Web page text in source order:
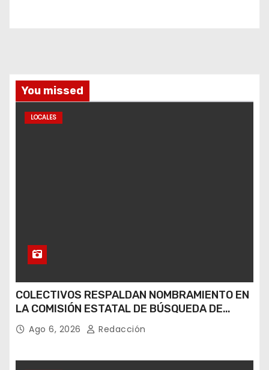
You missed
LOCALES
COLECTIVOS RESPALDAN NOMBRAMIENTO EN
LA COMISIÓN ESTATAL DE BÚSQUEDA DE
PERSONAS.
Ago 6, 2026 Redacción